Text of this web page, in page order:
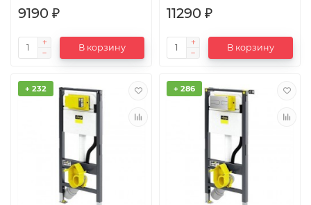
9190 ₽
В корзину
11290 ₽
В корзину
+ 232 + 286